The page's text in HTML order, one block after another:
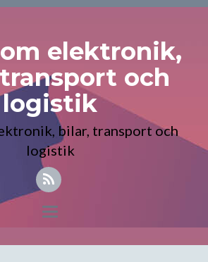
elektronik,
och
logistik
bilar, transport och
logistik
Toggle